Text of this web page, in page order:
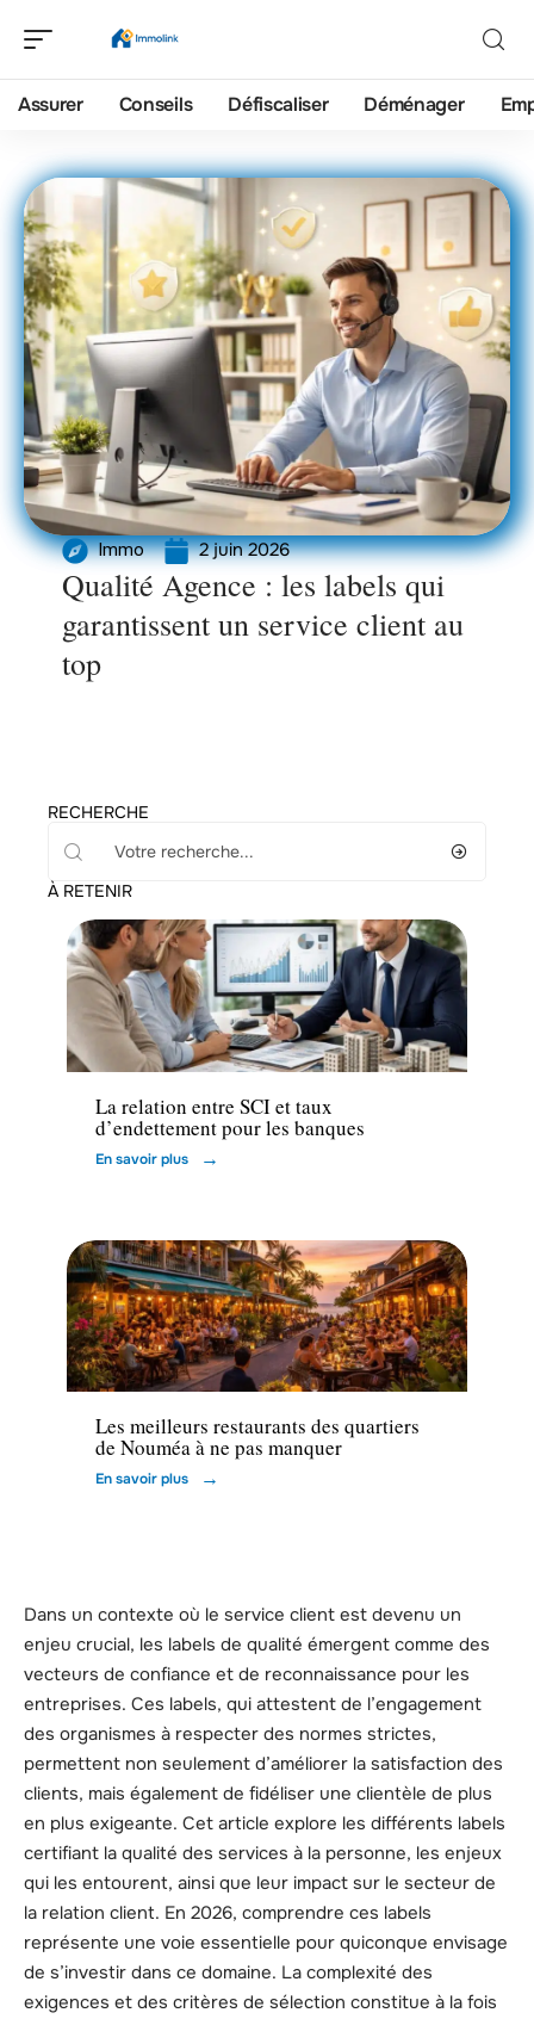
Assurer Conseils Défiscaliser Déménager
Immo 2 juin 2026
Qualité Agence : les labels qui
garantissent un service client au
top
RECHERCHE
À RETENIR
Investir
La relation entre SCI et taux
d’endettement pour les banques
En savoir plus
Louer
Les meilleurs restaurants des quartiers
de Nouméa à ne pas manquer
En savoir plus
Dans un contexte où le service client est devenu un
enjeu crucial, les labels de qualité émergent comme des
vecteurs de confiance et de reconnaissance pour les
entreprises. Ces labels, qui attestent de l’engagement
des organismes à respecter des normes strictes,
permettent non seulement d’améliorer la satisfaction des
clients, mais également de fidéliser une clientèle de plus
en plus exigeante. Cet article explore les différents labels
certifiant la qualité des services à la personne, les enjeux
qui les entourent, ainsi que leur impact sur le secteur de
la relation client. En 2026, comprendre ces labels
représente une voie essentielle pour quiconque envisage
de s’investir dans ce domaine. La complexité des
exigences et des critères de sélection constitue à la fois